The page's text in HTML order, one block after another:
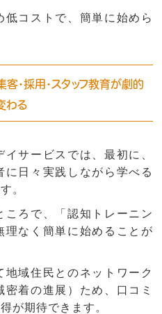
コストで、簡単に始めら
・採用・スタッフ教育が劇的
わる
サービスでは、最初に、
日々実践しながら学べる
。
ろで、「認知トレーニン
理なく簡単に始めることが
域住民とのネットワーク
着の進展）ため、口コミ
が期待できます。